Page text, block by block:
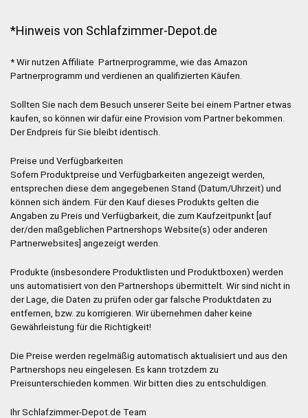
*Hinweis von Schlafzimmer-Depot.de
* Wir nutzen Affiliate Partnerprogramme, wie das Amazon
Partnerprogramm und verdienen an qualifizierten Käufen.
Sollten Sie nach dem Besuch unserer Seite bei einem Partner etwas
kaufen, so können wir dafür eine Provision vom Partner bekommen.
Der Endpreis für Sie bleibt identisch.
Preise und Verfügbarkeiten
Sofern Produktpreise und Verfügbarkeiten angezeigt werden,
entsprechen diese dem angegebenen Stand (Datum/Uhrzeit) und
können sich ändern. Für den Kauf dieses Produkts gelten die
Angaben zu Preis und Verfügbarkeit, die zum Kaufzeitpunkt [auf
der/den maßgeblichen Partnershops Website(s) oder anderen
Partnerwebsites] angezeigt werden.
Produkte (insbesondere Produktlisten und Produktboxen) werden
uns automatisiert von den Partnershops übermittelt. Wir sind nicht in
der Lage, die Daten zu prüfen oder gar falsche Produktdaten zu
entfernen, bzw. zu korrigieren. Wir übernehmen daher keine
Gewährleistung für die Richtigkeit!
Die Preise werden regelmäßig automatisch aktualisiert und aus den
Partnershops neu eingelesen. Es kann trotzdem zu
Preisunterschieden kommen. Wir bitten dies zu entschuldigen.
Ihr Schlafzimmer-Depot.de Team